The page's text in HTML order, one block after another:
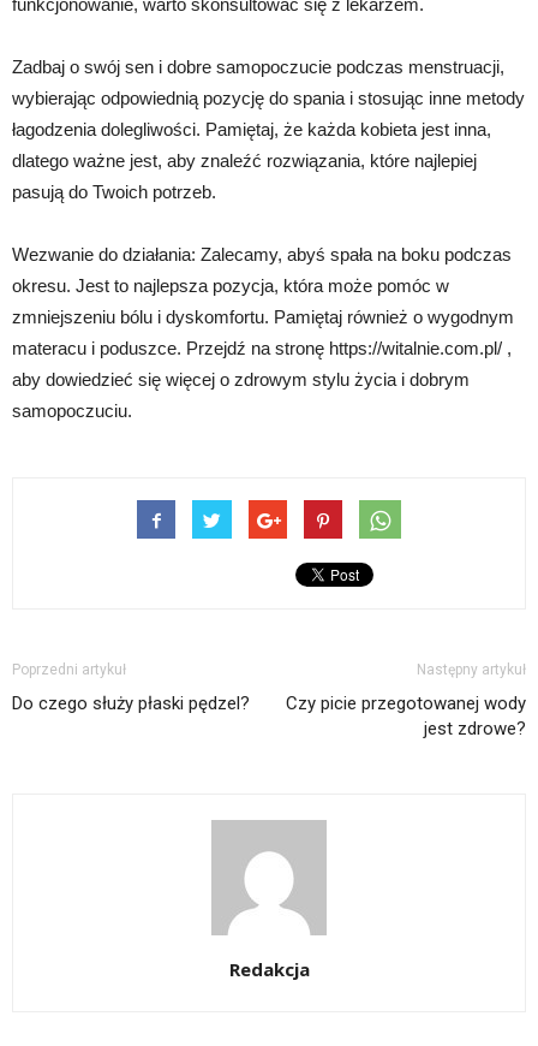
Zadbaj o swój sen i dobre samopoczucie podczas menstruacji,
wybierając odpowiednią pozycję do spania i stosując inne metody
łagodzenia dolegliwości. Pamiętaj, że każda kobieta jest inna,
dlatego ważne jest, aby znaleźć rozwiązania, które najlepiej
pasują do Twoich potrzeb.
Wezwanie do działania: Zalecamy, abyś spała na boku podczas
okresu. Jest to najlepsza pozycja, która może pomóc w
zmniejszeniu bólu i dyskomfortu. Pamiętaj również o wygodnym
materacu i poduszce. Przejdź na stronę https://witalnie.com.pl/ ,
aby dowiedzieć się więcej o zdrowym stylu życia i dobrym
samopoczuciu.
Poprzedni artykuł
Do czego służy płaski pędzel?
Następny artykuł
Czy picie przegotowanej wody
jest zdrowe?
Redakcja